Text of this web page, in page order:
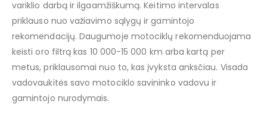
variklio darbą ir ilgaamžiškumą. Keitimo intervalas
priklauso nuo važiavimo sąlygų ir gamintojo
rekomendacijų. Daugumoje motociklų rekomenduojama
keisti oro filtrą kas 10 000-15 000 km arba kartą per
metus, priklausomai nuo to, kas įvyksta anksčiau. Visada
vadovaukitės savo motociklo savininko vadovu ir
gamintojo nurodymais.